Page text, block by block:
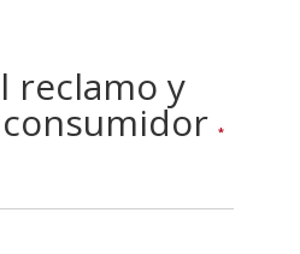
reclamo y
*